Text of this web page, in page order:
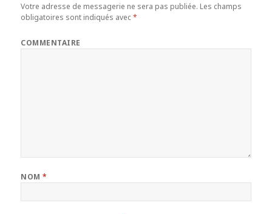
Votre adresse de messagerie ne sera pas publiée. Les champs
obligatoires sont indiqués avec*
COMMENTAIRE
NOM*